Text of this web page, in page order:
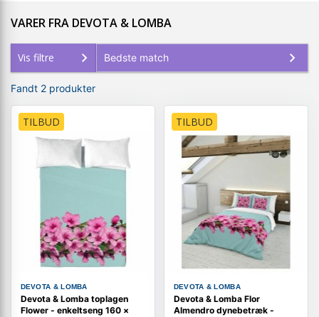
VARER FRA DEVOTA & LOMBA
Vis filtre
Fandt 2 produkter
TILBUD
DEVOTA & LOMBA
Devota & Lomba toplagen
Flower - enkeltseng 160 ×
TILBUD
DEVOTA & LOMBA
Devota & Lomba Flor
Almendro dynebetræk -